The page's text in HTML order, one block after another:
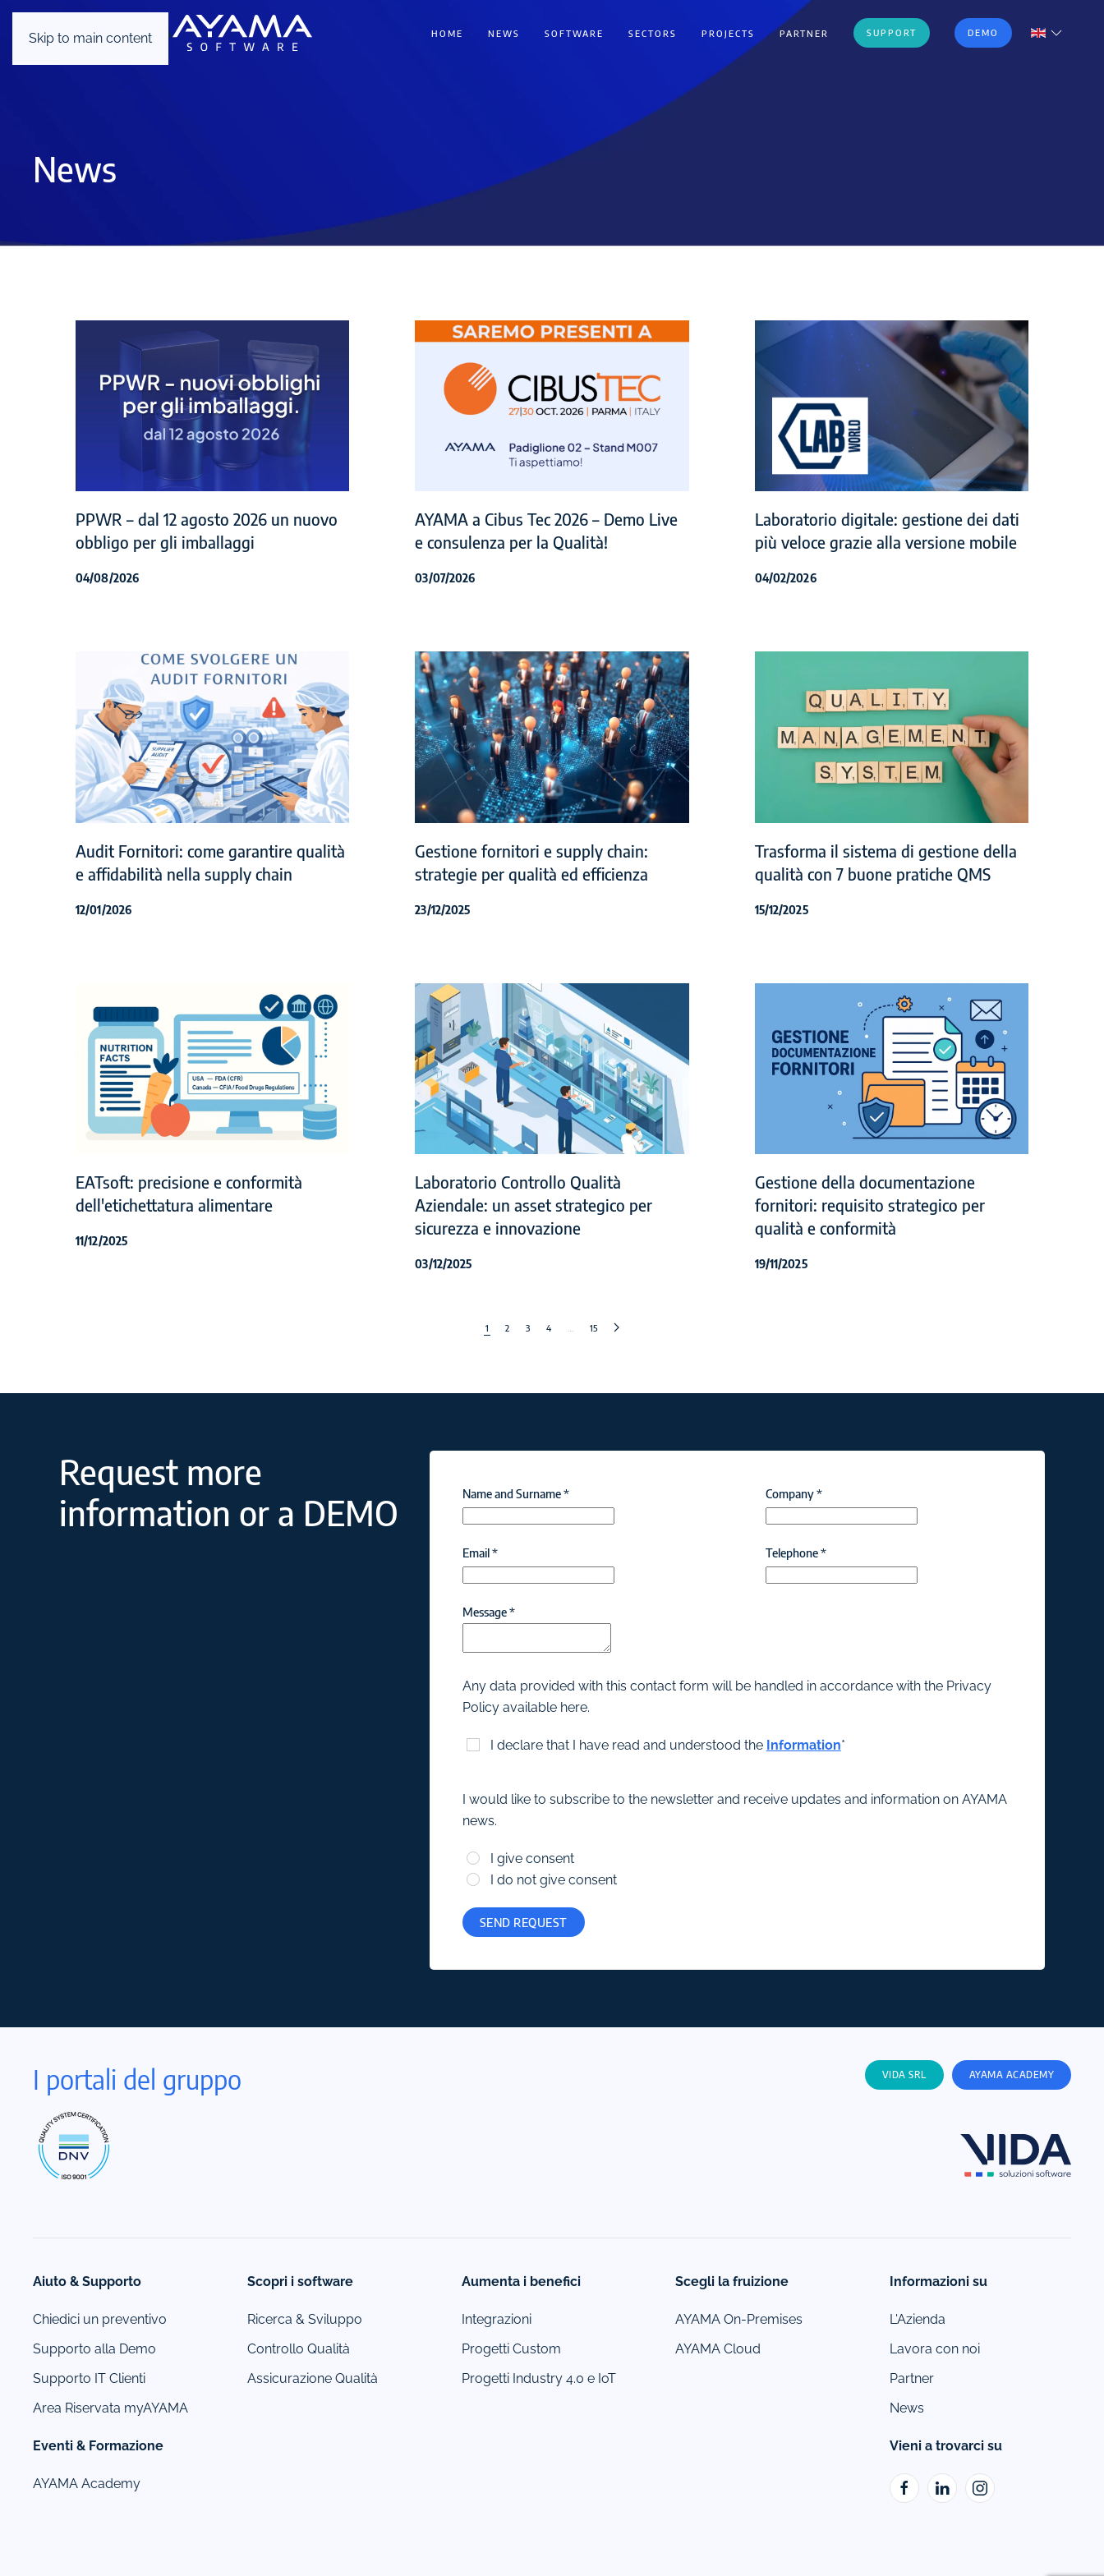
Skip to main content HOME NEWS SOFTWARE SECTORS PROJECTS PARTNER SUPPORT DEMO
News
PPWR – dal 12 agosto 2026 un nuovo
obbligo per gli imballaggi
04/08/2026
AYAMA a Cibus Tec 2026 – Demo Live
e consulenza per la Qualità!
03/07/2026
Laboratorio digitale: gestione dei dati
più veloce grazie alla versione mobile
04/02/2026
Audit Fornitori: come garantire qualità
e affidabilità nella supply chain
12/01/2026
Gestione fornitori e supply chain:
strategie per qualità ed efficienza
23/12/2025
Trasforma il sistema di gestione della
qualità con 7 buone pratiche QMS
15/12/2025
EATsoft: precisione e conformità
dell'etichettatura alimentare
11/12/2025
Laboratorio Controllo Qualità
Aziendale: un asset strategico per
sicurezza e innovazione
03/12/2025
Gestione della documentazione
fornitori: requisito strategico per
qualità e conformità
19/11/2025
1 2 3 4 15
Request more
information or a DEMO
Name and Surname* Company*
Email* Telephone*
Message*
Any data provided with this contact form will be handled in accordance with the Privacy
Policy available here.
I declare that I have read and understood the Information*
I would like to subscribe to the newsletter and receive updates and information on AYAMA
news.
I give consent
I do not give consent
SEND REQUEST
I portali del gruppo VIDA SRL AYAMA ACADEMY
Aiuto & Supporto
Chiedici un preventivo
Supporto alla Demo
Supporto IT Clienti
Area Riservata myAYAMA
Eventi & Formazione
AYAMA Academy
Scopri i software
Ricerca & Sviluppo
Controllo Qualità
Assicurazione Qualità
Aumenta i benefici
Integrazioni
Progetti Custom
Progetti Industry 4.0 e IoT
Scegli la fruizione
AYAMA On-Premises
AYAMA Cloud
Informazioni su
L'Azienda
Lavora con noi
Partner
News
Vieni a trovarci su